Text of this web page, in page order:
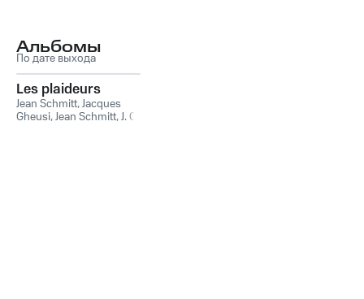
Альбомы
По дате выхода
Les plaideurs
Jean Schmitt,Jacques
Gheusi,Jean Schmitt, J. C.